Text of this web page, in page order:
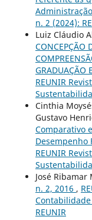
n. 2 (2024):
Luiz Cláudio
CONCEPÇÃO
GRADUAÇÃO
REUNIR
Cinthia
Gustavo
Comparativo
Desempenho
REUNIR
José
n. 2, 2016 ,
REUNIR